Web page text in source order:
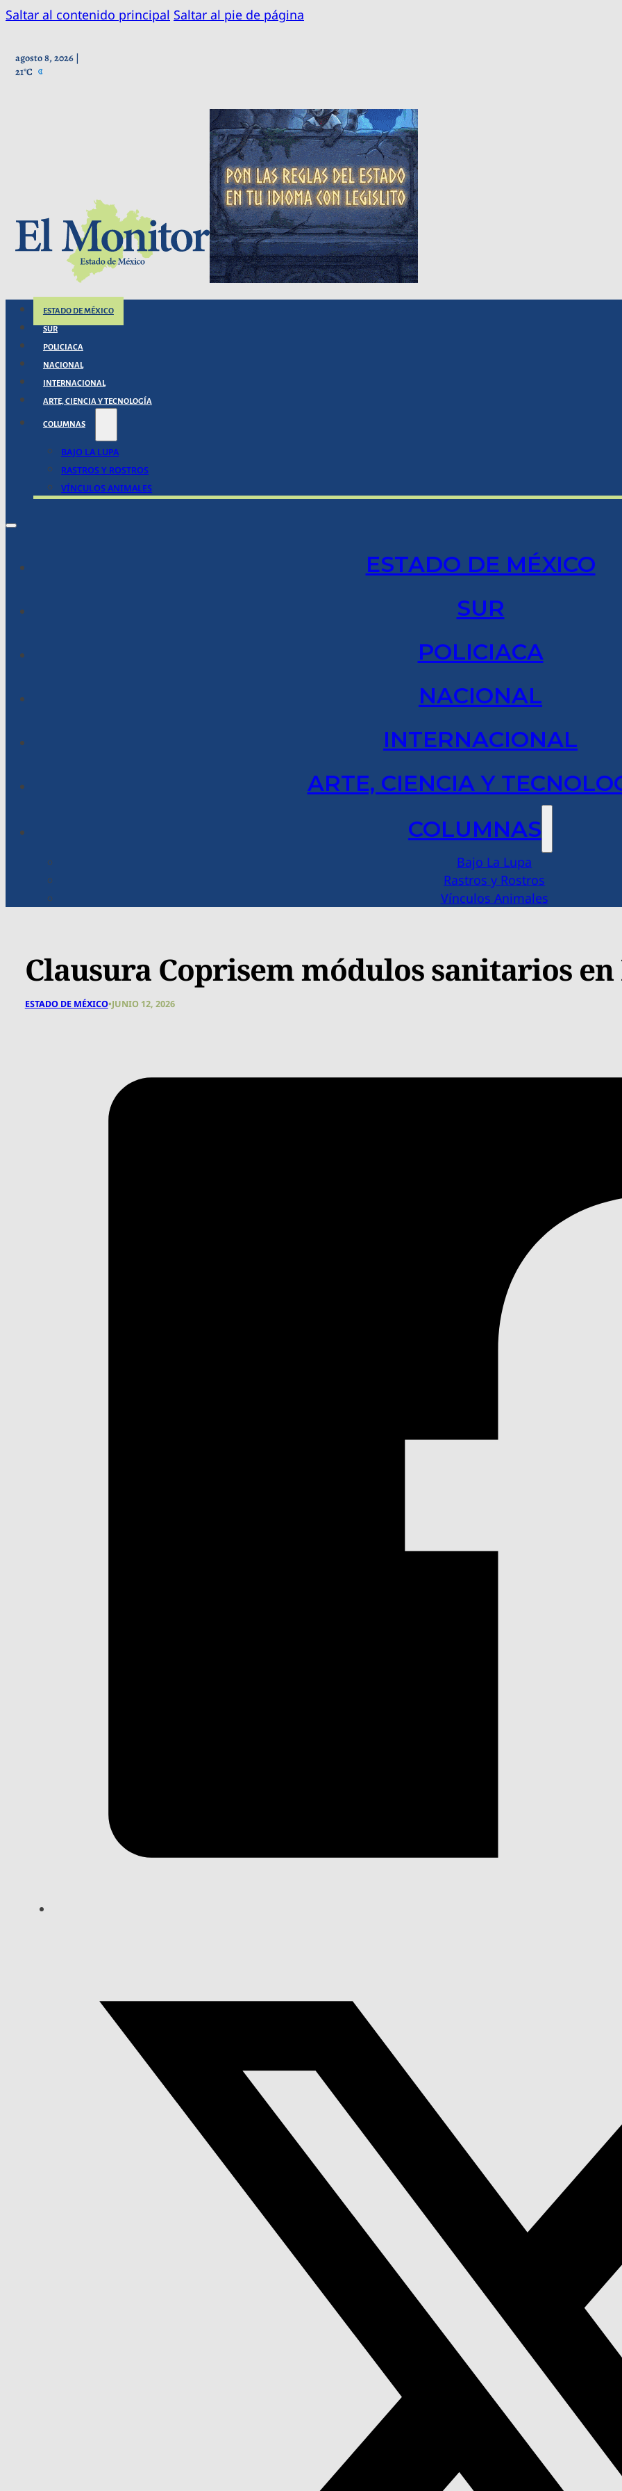
Saltar al contenido principal Saltar al pie de página
agosto 8, 2026 |
21°C
ESTADO DE MÉXICO
SUR
POLICIACA
NACIONAL
INTERNACIONAL
ARTE, CIENCIA Y TECNOLOGÍA
COLUMNAS
BAJO LA LUPA
RASTROS Y ROSTROS
VÍNCULOS ANIMALES
ESTADO DE MÉXICO
SUR
POLICIACA
NACIONAL
INTERNACIONAL
ARTE, CIENCIA Y
COLUMNAS
Bajo La Lupa
Rastros y Rostros
Vínculos Animales
Clausura Coprisem módulos sanitarios
ESTADO DE MÉXICO•JUNIO 12, 2026